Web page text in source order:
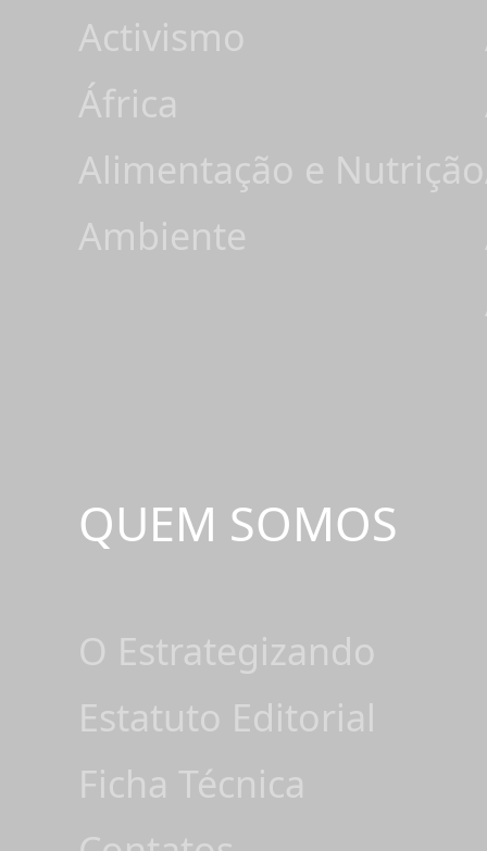
Activismo
África
Alimentação e Nutrição
Ambiente
QUEM SOMOS
O Estrategizando
Estatuto Editorial
Ficha Técnica